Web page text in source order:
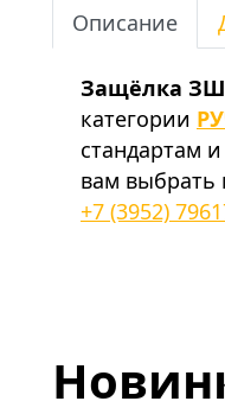
Описание
Защёлка ЗШ-
категории
стандартам
вам выбрать
+7 (3952)